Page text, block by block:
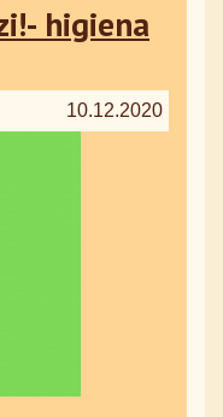
higiena
10.12.2020